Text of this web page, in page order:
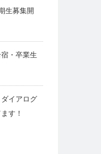
生募集開
・卒業生
イアログ
す！